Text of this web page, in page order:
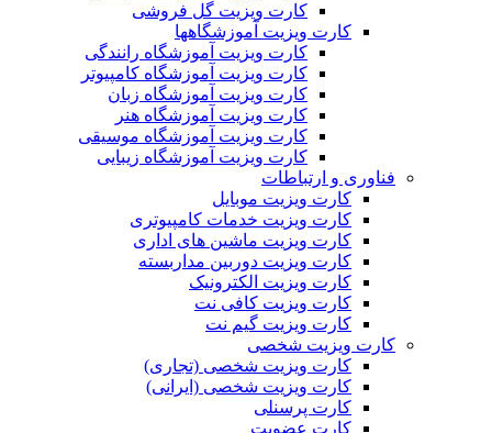
کارت ویزیت گل فروشی
کارت ویزیت آموزشگاهها
کارت ویزیت آموزشگاه رانندگی
کارت ویزیت آموزشگاه کامپیوتر
کارت ویزیت آموزشگاه زبان
کارت ویزیت آموزشگاه هنر
کارت ویزیت آموزشگاه موسیقی
کارت ویزیت آموزشگاه زیبایی
فناوری و ارتباطات
کارت ویزیت موبایل
کارت ویزیت خدمات کامپیوتری
کارت ویزیت ماشین های اداری
کارت ویزیت دوربین مداربسته
کارت ویزیت الکترونیک
کارت ویزیت کافی نت
کارت ویزیت گیم نت
کارت ویزیت شخصی
کارت ویزیت شخصی (تجاری)
کارت ویزیت شخصی (ایرانی)
کارت پرسنلی
کارت عضویت